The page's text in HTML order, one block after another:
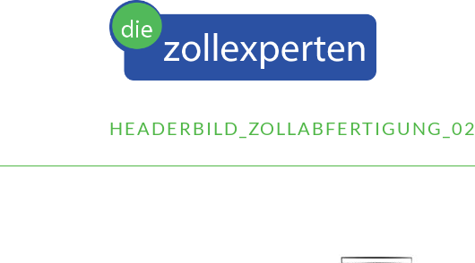
HEADERBILD_ZOLLABFERTIGUNG_02